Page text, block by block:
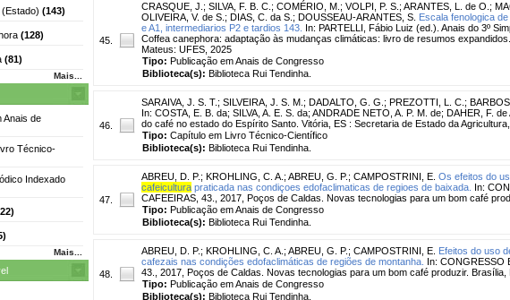
(143)
(128)
(81)
Mais...
Anais de
Técnico-
Indexado
Mais...
45.
CRASQUE, J. ; SILVA, F. B. C. ; COMÉRIO, M. ; VOLPI, P. S. ; ARANTES, L. de O. ;
OLIVEIRA, V. de S. ; DIAS, C. da S. ; DOUSSEAU-ARANTES, S. Escala fenologica
e A1, intermediarios P2 e tardios 143. In: PARTELLI, Fábio Luiz (ed.). Anais do 3º
Coffea canephora: adaptação às mudanças climáticas: livro de resumos
Mateus: UFES, 2025
Tipo: Publicação em Anais de Congresso
Biblioteca(s): Biblioteca Rui Tendinha.
46.
SARAIVA, J. S. T. ; SILVEIRA, J. S. M. ; DADALTO, G. G. ; PREZOTTI, L. C. ;
In: COSTA, E. B. da; SILVA, A. E. S. da; ANDRADE NETO, A. P. M. de; DAHER, F.
do café no estado do Espírito Santo. Vitória, ES : Secretaria de Estado da
Tipo: Capítulo em Livro Técnico-Científico
Biblioteca(s): Biblioteca Rui Tendinha.
47.
ABREU, D. P. ; KROHLING, C. A. ; ABREU, G. P. ; CAMPOSTRINI, E. Os efeitos do
cafeicultura praticada nas condiçoes edofaclimaticas de regioes de baixada. In:
CAFEEIRAS, 43., 2017, Poços de Caldas. Novas tecnologias para um bom café
Tipo: Publicação em Anais de Congresso
Biblioteca(s): Biblioteca Rui Tendinha.
48.
ABREU, D. P. ; KROHLING, C. A. ; ABREU, G. P. ; CAMPOSTRINI, E. Efeitos do uso
cafezais nas condições edofaclimáticas de regiões de montanha. In: CONGRESSO
43., 2017, Poços de Caldas. Novas tecnologias para um bom café produzir. Brasília,
Tipo: Publicação em Anais de Congresso
Biblioteca(s): Biblioteca Rui Tendinha.